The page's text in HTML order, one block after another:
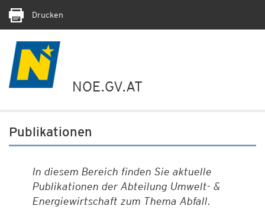
Drucken
NOE.GV.AT
Publikationen
In diesem Bereich finden Sie aktuelle
Publikationen der Abteilung Umwelt- &
Energiewirtschaft zum Thema Abfall.